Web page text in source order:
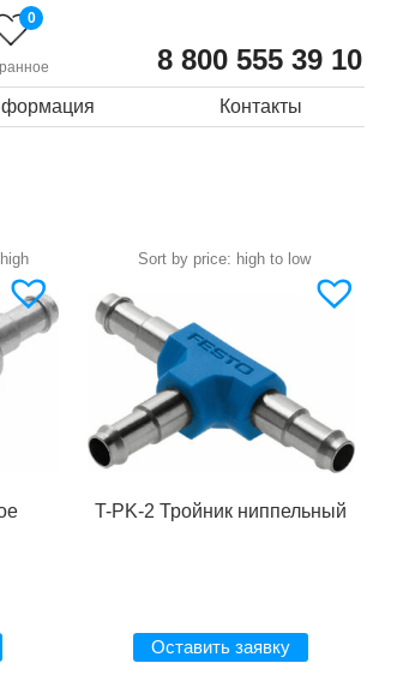
0
8 800 555 39 10
Контакты
T-PK-2 Тройник ниппельный
Оставить заявку